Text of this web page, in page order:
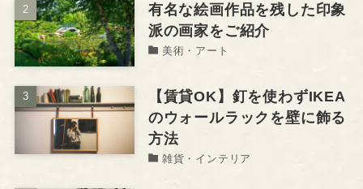
有名な絵画作品を残した印象
派の画家をご紹介
美術・アート
【賃貸OK】釘を使わずIKEA
のウォールラックを壁に飾る
方法
雑貨・インテリア